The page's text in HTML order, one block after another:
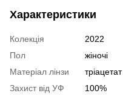
Характеристики
Колекція
2022
Пол
жіночі
Матеріал лінзи
Захист від УФ
100%